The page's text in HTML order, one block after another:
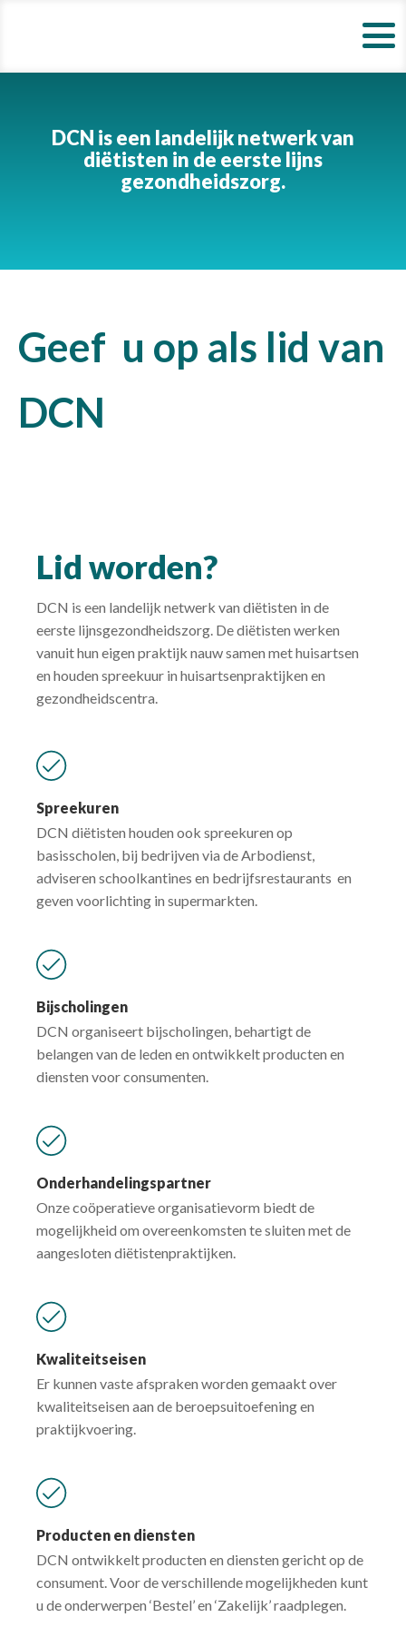
DCN is een landelijk netwerk van
diëtisten in de eerste lijns
gezondheidszorg.
Geef u op als lid van
DCN
Lid worden?
DCN is een landelijk netwerk van diëtisten in de
eerste lijnsgezondheidszorg. De diëtisten werken
vanuit hun eigen praktijk nauw samen met huisartsen
en houden spreekuur in huisartsenpraktijken en
gezondheidscentra.
Spreekuren
DCN diëtisten houden ook spreekuren op
basisscholen, bij bedrijven via de Arbodienst,
adviseren schoolkantines en bedrijfsrestaurants en
geven voorlichting in supermarkten.
Bijscholingen
DCN organiseert bijscholingen, behartigt de
belangen van de leden en ontwikkelt producten en
diensten voor consumenten.
Onderhandelingspartner
Onze coöperatieve organisatievorm biedt de
mogelijkheid om overeenkomsten te sluiten met de
aangesloten diëtistenpraktijken.
Kwaliteitseisen
Er kunnen vaste afspraken worden gemaakt over
kwaliteitseisen aan de beroepsuitoefening en
praktijkvoering.
Producten en diensten
DCN ontwikkelt producten en diensten gericht op de
consument. Voor de verschillende mogelijkheden kunt
u de onderwerpen ‘Bestel’ en ‘Zakelijk’ raadplegen.